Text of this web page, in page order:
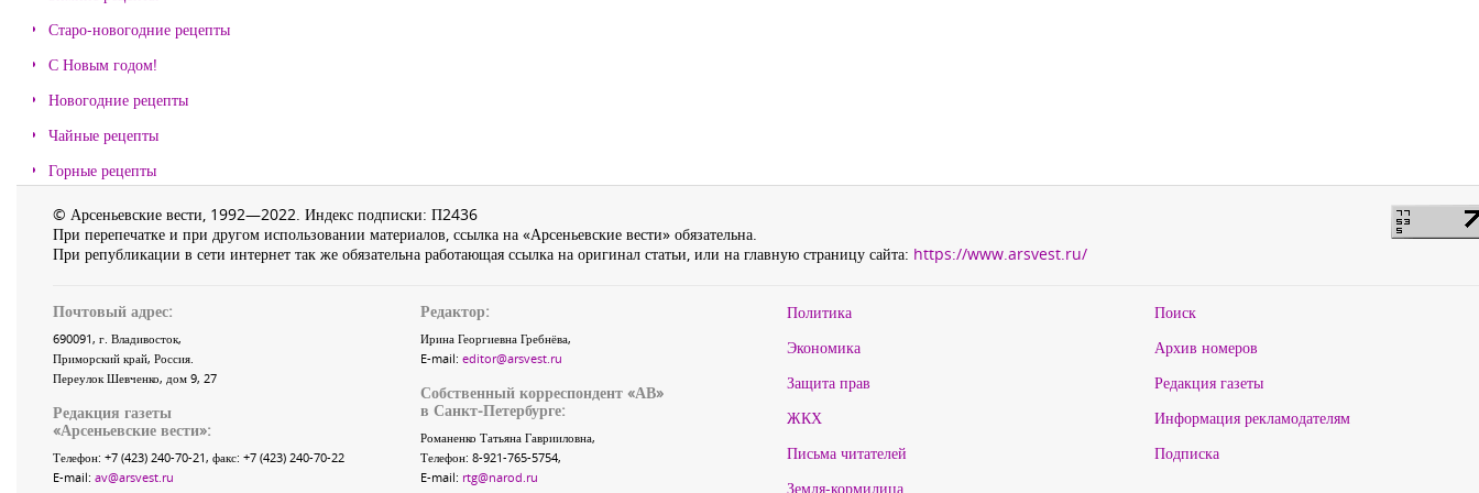
Старо-новогодние рецепты
С Новым годом!
Новогодние рецепты
Чайные рецепты
Горные рецепты
© Арсеньевские вести, 1992—2022. Индекс подписки: П2436
При перепечатке и при другом использовании материалов, ссылка на «Арсеньевские вести» обязательна.
При републикации в сети интернет так же обязательна работающая ссылка на оригинал статьи, или на главную страницу сайта: https://www.arsvest.ru/
Почтовый адрес:
690091, г. Владивосток,
Приморский край, Россия.
Переулок Шевченко, дом 9, 27
Редакция газеты
«Арсеньевские вести»:
Телефон: +7 (423) 240-70-21, факс: +7 (423) 240-70-22
E-mail: av@arsvest.ru
Редактор:
Ирина Георгиевна Гребнёва,
E-mail: editor@arsvest.ru
Собственный корреспондент «АВ»
в Санкт-Петербурге:
Романенко Татьяна Гаврииловна,
Телефон: 8-921-765-5754,
E-mail: rtg@narod.ru
Политика
Экономика
Защита прав
ЖКХ
Письма читателей
Земля-кормилица
Поиск
Архив номеров
Редакция газеты
Информация рекламодателям
Подписка